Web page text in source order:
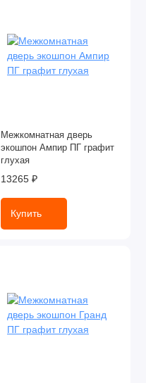
Межкомнатная дверь
экошпон Ампир ПГ графит
глухая
13265 ₽
Купить